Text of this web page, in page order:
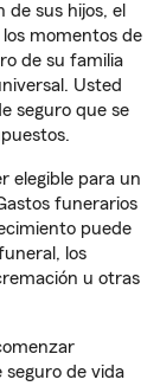
sus hijos, el
momentos de
de su familia
Usted
seguro que se
elegible para un
funerarios
puede
los
u otras
de vida